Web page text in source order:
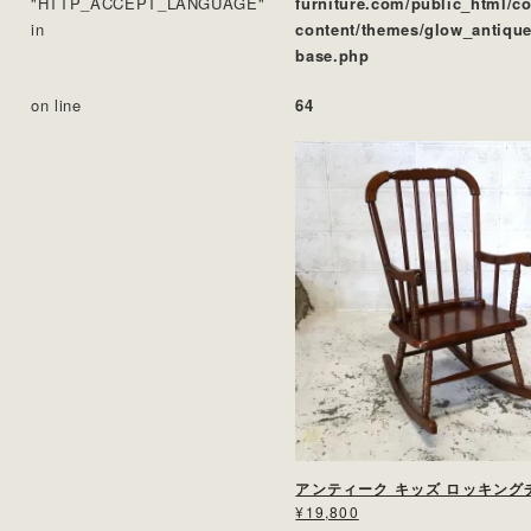
in
content/themes/
base.php
on line 64
アンティーク キッズ ロッキング
¥19,800